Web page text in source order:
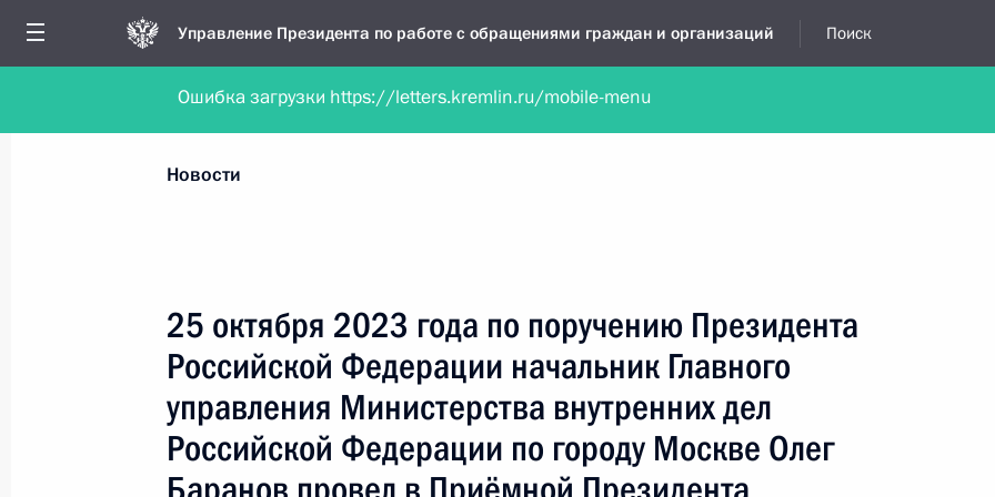
Управление Президента по работе с обращениями граждан и организаций Поиск
Обратиться в форме электронного документа Обратиться в устной форме
Все новости
Все руководители, регионы, города и темы
Новости
25 октября 2023 года по поручению Президента
Российской Федерации начальник Главного
управления Министерства внутренних дел
Российской Федерации по городу Москве Олег
Ошибка загрузки https://letters.kremlin.ru/mobile-menu